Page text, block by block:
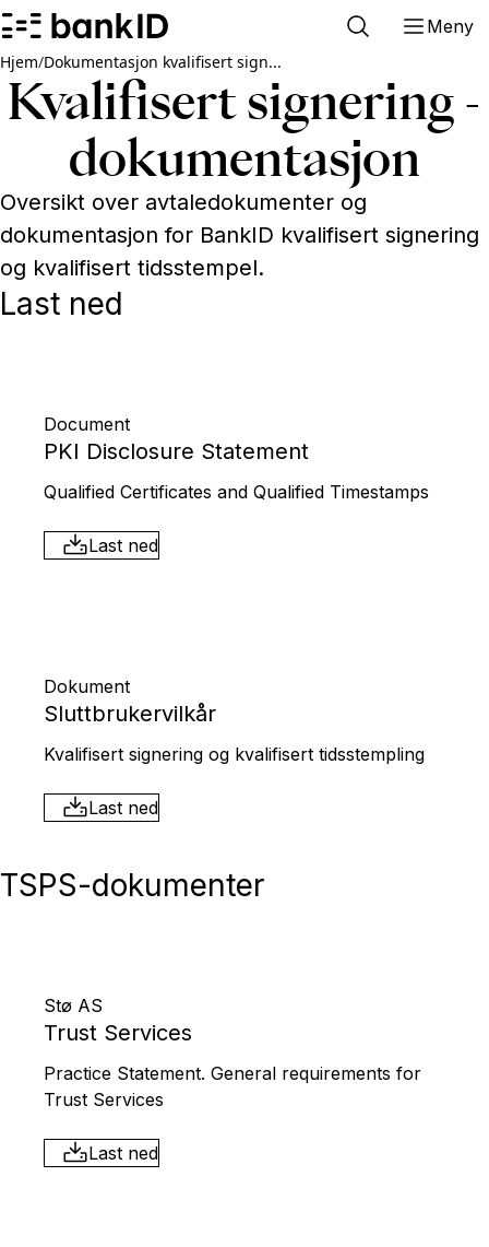
Meny
Hjem/Dokumentasjon kvalifisert sign...
Kvalifisert signering -
dokumentasjon
Oversikt over avtaledokumenter og
dokumentasjon for BankID kvalifisert signering
og kvalifisert tidsstempel.
Last ned
Document
PKI Disclosure Statement
Qualified Certificates and Qualified Timestamps
Last ned
Dokument
Sluttbrukervilkår
Kvalifisert signering og kvalifisert tidsstempling
Last ned
TSPS-dokumenter
Stø AS
Trust Services
Practice Statement. General requirements for
Trust Services
Last ned